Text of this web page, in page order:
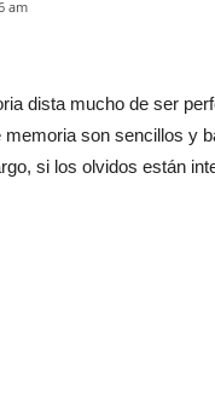
am
dista mucho de ser
son sencillos y
si los olvidos están